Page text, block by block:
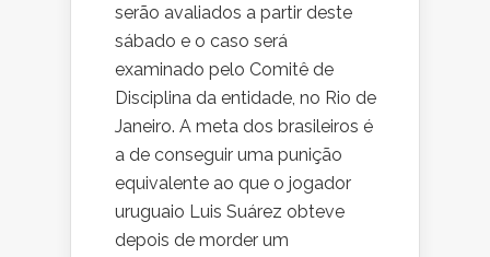
serão avaliados a partir deste
sábado e o caso será
examinado pelo Comitê de
Disciplina da entidade, no Rio de
Janeiro. A meta dos brasileiros é
a de conseguir uma punição
equivalente ao que o jogador
uruguaio Luis Suárez obteve
depois de morder um